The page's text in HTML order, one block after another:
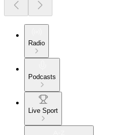
Radio
Podcasts
Live Sport